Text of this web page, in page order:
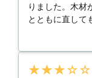
りました。木材
とともに直して
★★★★★